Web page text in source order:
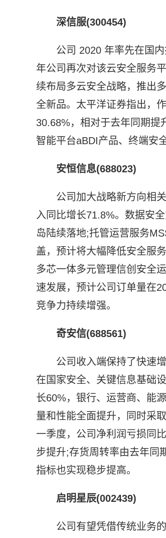
深信服(300454)
公司 2020 年率先在国
年公司再次对该云安全服务
续布局多云安全战略，推出
全新品。太平洋证券指出，
30.68%，相对于去年同期提
智能平台aBDI产品、终端安
安恒信息(688023)
公司加大战略新方向相
入同比增长71.8%。数据安
岛陆续落地;托管运营服务
盖，预计将大幅降低安全服
多芯一体多元管理信创安全
速发展，预计公司订单量在
竞争力持续增强。
奇安信(688561)
公司收入端保持了快速
在国家安全、关键信息基础
长60%，银行、运营商、能
量和性能全面提升，同时采
一季度，公司净利润亏损同
步提升;存货周转率由去年同
指标也实现稳步提高。
启明星辰(002439)
公司有望凭借传统业务